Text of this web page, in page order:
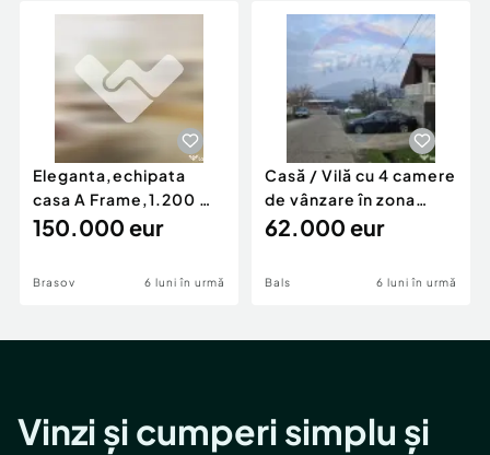
Eleganta,echipata
casa A Frame,1.200 mp
teren,deschidere Pia
150.000 eur
Brasov 6 luni în urmă
Casă / Vilă cu 4 camere
de vânzare în zona
Periferie
62.000 eur
Bals 6 luni în urmă
Vinzi și cumperi simplu și